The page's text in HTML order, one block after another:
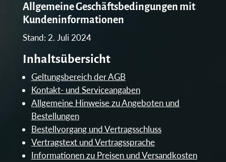
Allgemeine Geschäftsbedingungen mit
Kundeninformationen
Stand: 2. Juli 2024
Inhaltsübersicht
Geltungsbereich der AGB
Kontakt- und Serviceangaben
Allgemeine Hinweise zu Angeboten und
Bestellungen
Bestellvorgang und Vertragsschluss
Vertragstext und Vertragssprache
Informationen zu Preisen und Versandkosten